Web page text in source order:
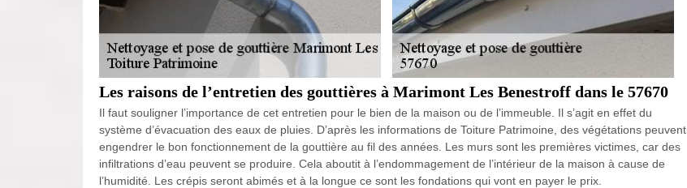
Les raisons de l’entretien des gouttières à Marimont Les Benestroff dans le 57670
Il faut souligner l’importance de cet entretien pour le bien de la maison ou de l’immeuble. Il s’agit en effet du
système d’évacuation des eaux de pluies. D’après les informations de Toiture Patrimoine, des végétations peuvent
engendrer le bon fonctionnement de la gouttière au fil des années. Les murs sont les premières victimes, car des
infiltrations d’eau peuvent se produire. Cela aboutit à l’endommagement de l’intérieur de la maison à cause de
l’humidité. Les crépis seront abimés et à la longue ce sont les fondations qui vont en payer le prix.